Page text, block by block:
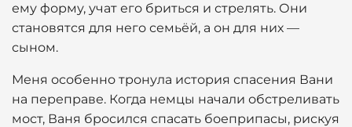
ему форму, учат его бриться и стрелять. Они
становятся для него семьёй, а он для них —
сыном.
Меня особенно тронула история спасения Вани
на переправе. Когда немцы начали обстреливать
мост, Ваня бросился спасать боеприпасы, рискуя